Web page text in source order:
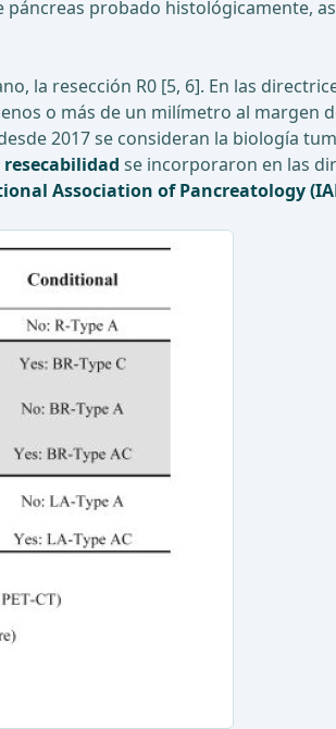
probado histológicamente,
la resección R0 [5, 6]. En las
o más de un milímetro al
2017 se consideran la biología
resecabilidad se incorporaron en las
Association of Pancreatology